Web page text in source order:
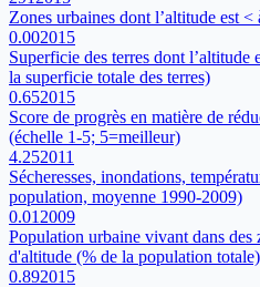
Zones urbaines dont l’altitude est
0.002015
Superficie des terres dont l’altitude
la superficie totale des terres)
0.652015
Score de progrès en matière de
(échelle 1-5; 5=meilleur)
4.252011
Sécheresses, inondations,
population, moyenne 1990-2009)
0.01 2009
Population urbaine vivant dans des
d'altitude (% de la population totale)
0.892015